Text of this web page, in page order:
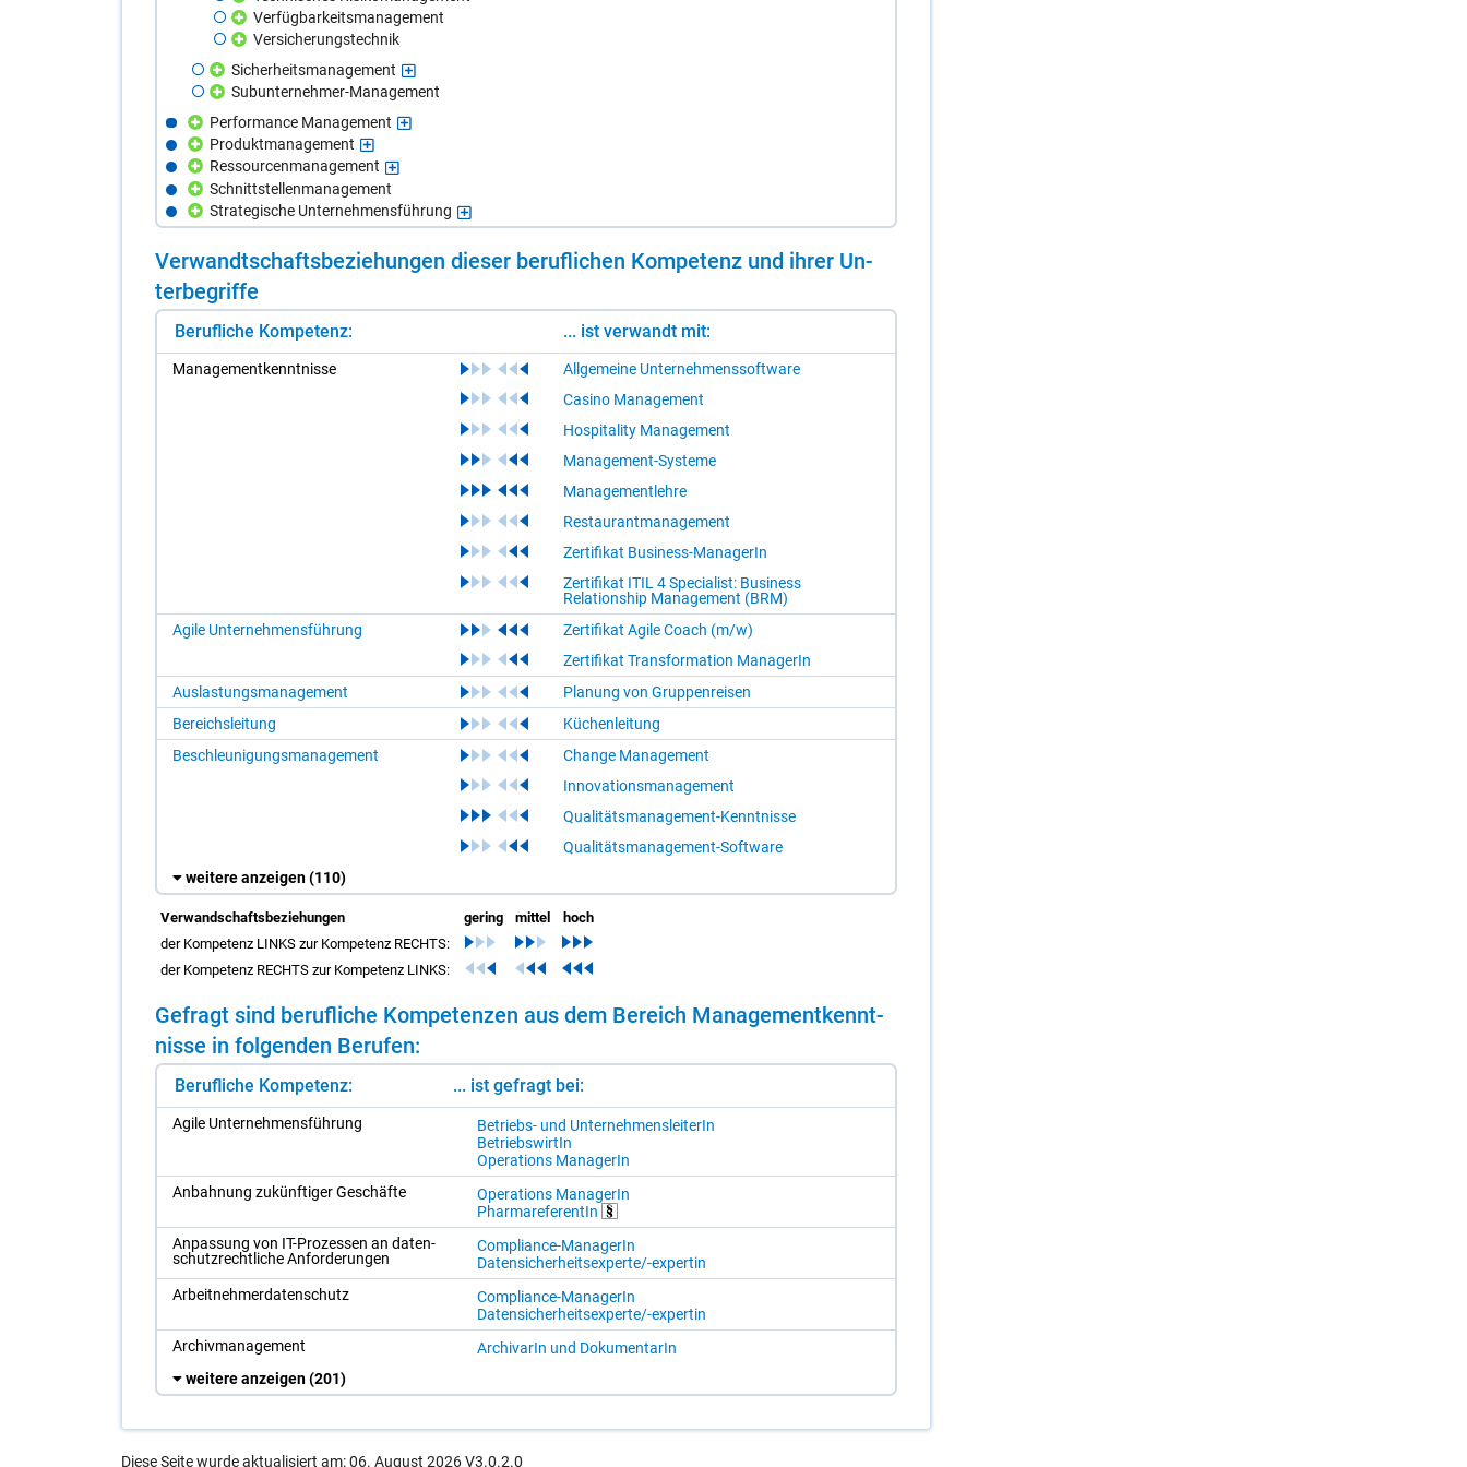
Verfügbarkeitsmanagement
Versicherungstechnik
Sicherheitsmanagement
Subunternehmer-Management
Performance Management
Produktmanagement
Ressourcenmanagement
Schnittstellenmanagement
Strategische Unternehmensführung
Ver­wandt­schafts­be­zie­hun­gen die­ser be­ruf­li­chen Kom­pe­tenz und ih­rer Un­
ter­be­grif­fe
Berufliche Kompetenz: ... ist verwandt mit:
Ma­nage­ment­kennt­nis­se
Allgemeine Unternehmenssoftware
Casino Management
Hospitality Management
Management-Systeme
Managementlehre
Restaurantmanagement
Zertifikat Business-ManagerIn
Zertifikat ITIL 4 Specialist: Business
Relationship Management (BRM)
Agile Unternehmensführung
Zertifikat Agile Coach (m/w)
Zertifikat Transformation ManagerIn
Auslastungsmanagement
Planung von Gruppenreisen
Bereichsleitung
Küchenleitung
Beschleunigungsmanagement
Change Management
Innovationsmanagement
Qualitätsmanagement-Kenntnisse
Qualitätsmanagement-Software
weitere anzeigen(110)
Verwandschaftsbeziehungen gering mittel
hoch
der Kompetenz LINKS zur Kompetenz RECHTS:
der Kompetenz RECHTS zur Kompetenz LINKS:
Ge­fragt sind be­ruf­li­che Kom­pe­ten­zen aus dem Be­reich Ma­nage­ment­kennt­
nis­se in fol­gen­den Be­ru­fen:
Berufliche Kompetenz: ... ist gefragt bei:
Agi­le Un­ter­neh­mens­füh­rung
Be­triebs- und Un­ter­neh­mens­lei­te­rIn
Be­triebs­wir­tIn
Ope­ra­ti­ons Ma­na­ge­rIn
An­bah­nung zu­künf­ti­ger Ge­schäf­te
Ope­ra­ti­ons Ma­na­ge­rIn
Phar­ma­re­fe­ren­tIn
An­pas­sung von IT-Pro­zes­sen an da­ten­
schutz­recht­li­che An­for­de­run­gen
Com­p­li­an­ce-Ma­na­ge­rIn
Da­ten­si­cher­heits­ex­per­te/-​ex­per­tin
Ar­beit­neh­mer­da­ten­schutz
Com­p­li­an­ce-Ma­na­ge­rIn
Da­ten­si­cher­heits­ex­per­te/-​ex­per­tin
Ar­chiv­ma­nage­ment
Ar­chi­va­rIn und Do­ku­men­ta­rIn
weitere anzeigen(201)
Diese Seite wurde aktualisiert am: 06. August 2026 V3.0.2.0